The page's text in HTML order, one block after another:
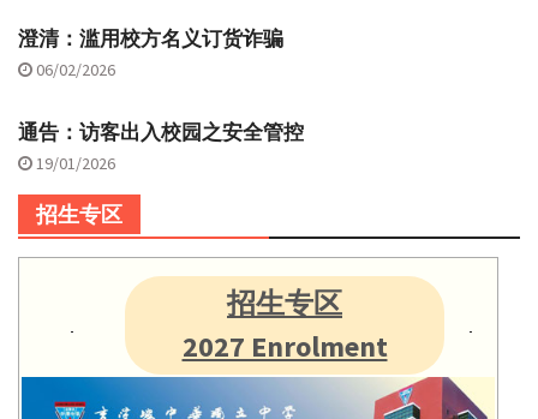
澄清：滥用校方名义订货诈骗
06/02/2026
通告：访客出入校园之安全管控
19/01/2026
招生专区
招生专区
2027 Enrolment